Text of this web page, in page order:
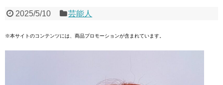
2025/5/10 芸能人
※本サイトのコンテンツには、商品プロモーションが含まれています。